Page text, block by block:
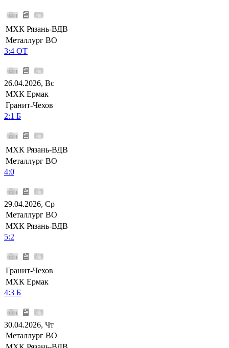
МХК Рязань-ВДВ
Металлург ВО
3:4 ОТ
26.04.2026, Вс
МХК Ермак
Гранит-Чехов
2:1 Б
МХК Рязань-ВДВ
Металлург ВО
4:0
29.04.2026, Ср
Металлург ВО
МХК Рязань-ВДВ
5:2
Гранит-Чехов
МХК Ермак
4:3 Б
30.04.2026, Чт
Металлург ВО